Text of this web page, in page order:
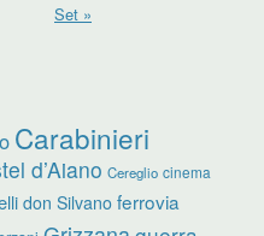
Set »
Carabinieri
d’Aiano Cereglio cinema
don Silvano ferrovia